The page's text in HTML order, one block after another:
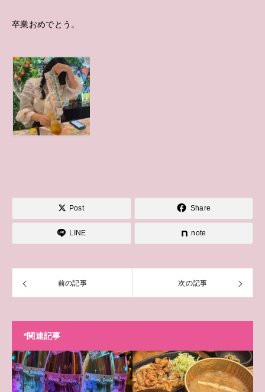
卒業おめでとう。
Post Share
LINE note
前の記事 次の記事
*関連記事